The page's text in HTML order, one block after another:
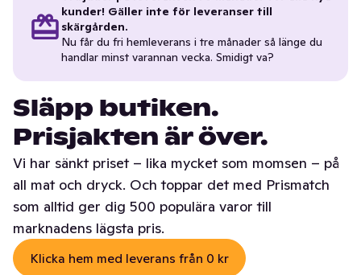
kunder! Gäller inte för leveranser till
skärgården.
Nu får du fri hemleverans i tre månader så länge du
handlar minst varannan vecka. Smidigt va?
Släpp butiken.
Prisjakten är över.
Vi har sänkt priset – lika mycket som momsen – på
all mat och dryck. Och toppar det med Prismatch
som alltid ger dig 500 populära varor till
marknadens lägsta pris.
Klicka hem med leverans från 0 kr